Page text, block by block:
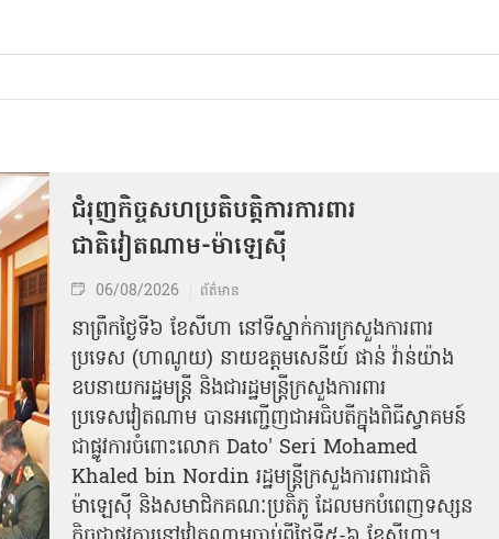
ជំរុញកិច្ចសហប្រតិបត្តិការការពារ
ជាតិវៀតណាម-ម៉ាឡេស៊ី
06/08/2026 ព័ត៌មាន
នា​ព្រឹកថ្ងៃទី៦ ខែសីហា នៅទីស្នាក់ការក្រសួងការពារ
ប្រទេស (ហាណូយ) នាយឧត្តមសេនីយ៍ ផាន់ វ៉ាន់យ៉ាង
ឧបនាយករដ្ឋមន្ត្រី និងជារដ្ឋមន្ត្រីក្រសួងការពារ
ប្រទេសវៀតណាម បានអញ្ជើញជាអធិបតីក្នុងពិធីស្វាគមន៍
ជាផ្លូវការ​ចំពោះលោក Dato' Seri Mohamed
Khaled bin Nordin រដ្ឋមន្ត្រីក្រសួងការពារជាតិ
ម៉ាឡេស៊ី និងសមាជិកគណៈប្រតិភូ ដែលមកបំពេញទស្សន